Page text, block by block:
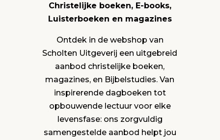
Christelijke boeken, E-books,
Luisterboeken en magazines
Ontdek in de webshop van
Scholten Uitgeverij een uitgebreid
aanbod christelijke boeken,
magazines, en Bijbelstudies. Van
inspirerende dagboeken tot
opbouwende lectuur voor elke
levensfase: ons zorgvuldig
samengestelde aanbod helpt jou